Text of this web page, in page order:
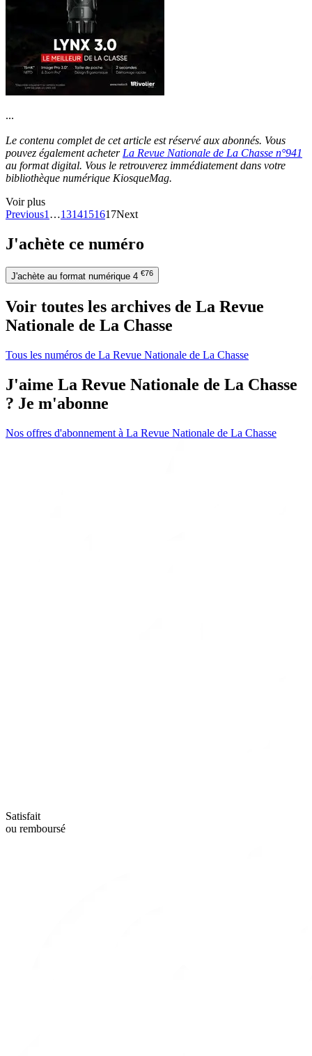
...
Le contenu complet de cet article est réservé aux abonnés. Vous
pouvez également acheter La Revue Nationale de La Chasse n°941
au format digital. Vous le retrouverez immédiatement dans votre
bibliothèque numérique KiosqueMag.
Voir plus
Previous1 …1314151617Next
J'achète ce numéro
J'achète au format numérique 4 €76
Voir toutes les archives de La Revue
Nationale de La Chasse
Tous les numéros de La Revue Nationale de La Chasse
J'aime La Revue Nationale de La Chasse
? Je m'abonne
Nos offres d'abonnement à La Revue Nationale de La Chasse
Satisfait
ou remboursé